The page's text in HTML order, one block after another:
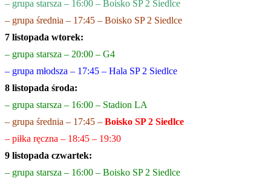
– grupa starsza – 16:00 – Boisko SP 2 Siedlce
– grupa średnia – 17:45 – Boisko SP 2 Siedlce
7 listopada wtorek:
– grupa starsza – 20:00 – G4
– grupa młodsza – 17:45 – Hala SP 2 Siedlce
8 listopada środa:
– grupa starsza – 16:00 – Stadion LA
– grupa średnia – 17:45 – Boisko SP 2 Siedlce
– piłka ręczna – 18:45 – 19:30
9 listopada czwartek:
– grupa starsza – 16:00 – Boisko SP 2 Siedlce